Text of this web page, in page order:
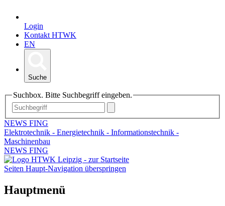
Login
Kontakt HTWK
EN
Suche
Suchbox. Bitte Suchbegriff eingeben.
NEWS FING
Elektrotechnik - Energietechnik - Informationstechnik -
Maschinenbau
NEWS FING
Seiten Haupt-Navigation überspringen
Hauptmenü